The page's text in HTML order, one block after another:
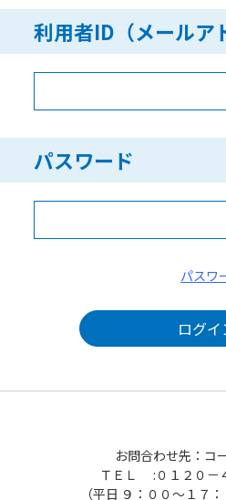
利用者ID（メールア
パスワード
パスワ
お問合わせ先：コ
ＴＥＬ :０１２０－
（平日 ９：００～１７：